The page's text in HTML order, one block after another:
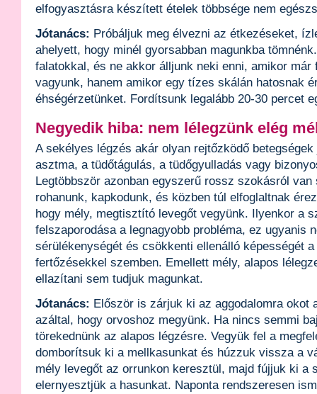
elfogyasztásra készített ételek többsége nem
Jótanács: Próbáljuk meg élvezni az étkezéseket,
ahelyett, hogy minél gyorsabban magunkba
falatokkal, és ne akkor álljunk neki enni, amikor már
vagyunk, hanem amikor egy tízes skálán hatosnak
éhségérzetünket. Fordítsunk legalább 20-30 percet
Negyedik hiba: nem lélegzünk elég
A sekélyes légzés akár olyan rejtőzködő
asztma, a tüdőtágulás, a tüdőgyulladás vagy
Legtöbbször azonban egyszerű rossz szokásról van
rohanunk, kapkodunk, és közben túl elfoglaltnak
hogy mély, megtisztító levegőt vegyünk. Ilyenkor a
felszaporodása a legnagyobb probléma, ez ugyanis
sérülékenységét és csökkenti ellenálló képességét
fertőzésekkel szemben. Emellett mély, alapos
ellazítani sem tudjuk magunkat.
Jótanács: Először is zárjuk ki az aggodalomra okot
azáltal, hogy orvoshoz megyünk. Ha nincs semmi
törekednünk az alapos légzésre. Vegyük fel a
domborítsuk ki a mellkasunkat és húzzuk vissza a
mély levegőt az orrunkon keresztül, majd fújjuk ki a
elernyesztjük a hasunkat. Naponta rendszeresen